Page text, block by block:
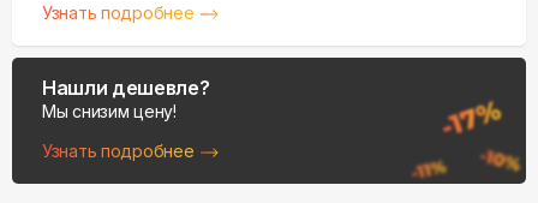
Узнать подробнее
Нашли дешевле?
Мы снизим цену!
Узнать подробнее